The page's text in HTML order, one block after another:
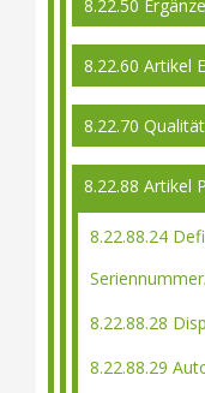
8.22.50
8.22.60 Artikel
8.22.70
8.22.88 Artikel
8.22.88.24
8.22.88.28
8.22.88.29